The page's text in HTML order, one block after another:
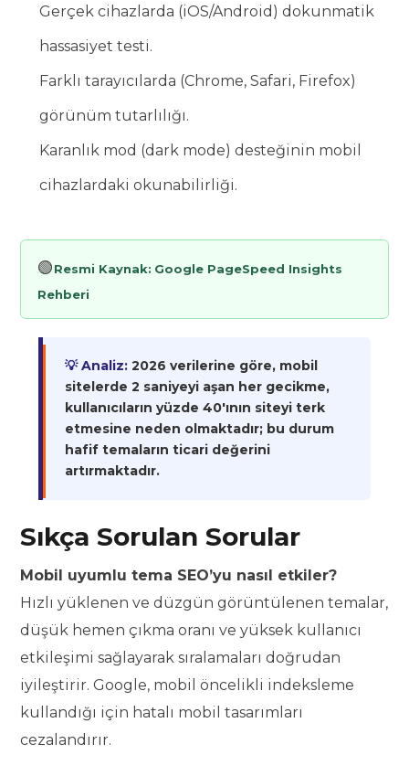
Gerçek cihazlarda (iOS/Android) dokunmatik
hassasiyet testi.
Farklı tarayıcılarda (Chrome, Safari, Firefox)
görünüm tutarlılığı.
Karanlık mod (dark mode) desteğinin mobil
cihazlardaki okunabilirliği.
🟢Resmi Kaynak: Google PageSpeed Insights
Rehberi
💡 Analiz: 2026 verilerine göre, mobil
sitelerde 2 saniyeyi aşan her gecikme,
kullanıcıların yüzde 40'ının siteyi terk
etmesine neden olmaktadır; bu durum
hafif temaların ticari değerini
artırmaktadır.
Sıkça Sorulan Sorular
Mobil uyumlu tema SEO’yu nasıl etkiler?
Hızlı yüklenen ve düzgün görüntülenen temalar,
düşük hemen çıkma oranı ve yüksek kullanıcı
etkileşimi sağlayarak sıralamaları doğrudan
iyileştirir. Google, mobil öncelikli indeksleme
kullandığı için hatalı mobil tasarımları
cezalandırır.